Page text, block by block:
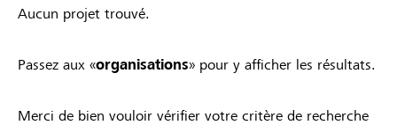
Aucun projet trouvé.
Passez aux «organisations» pour y afficher les résultats.
Merci de bien vouloir vérifier votre critère de recherche